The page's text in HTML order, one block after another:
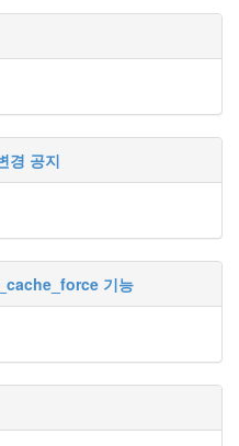
경 공지
기능